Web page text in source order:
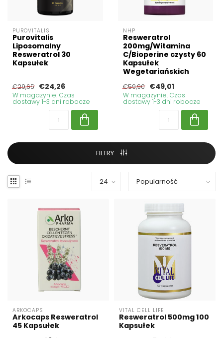
PUROVITALIS
Purovitalis
Liposomalny
Resweratrol 30
Kapsułek
€29,65 €24,26
W magazynie. Czas
dostawy 1-3 dni robocze
NHP
Resweratrol
200mg/Witamina
C/Bioperine czysty 60
Kapsułek
Wegetariańskich
€59,90 €49,01
W magazynie. Czas
dostawy 1-3 dni robocze
FILTRY
ARKOCAPS
Arkocaps Resweratrol
45 Kapsułek
VITAL CELL LIFE
Resweratrol 500mg 100
Kapsułek